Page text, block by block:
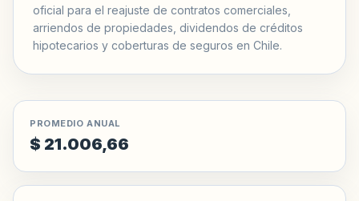
oficial para el reajuste de contratos comerciales,
arriendos de propiedades, dividendos de créditos
hipotecarios y coberturas de seguros en Chile.
PROMEDIO ANUAL
$ 21.006,66